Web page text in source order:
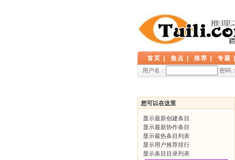
首页 焦点 推荐 专题
用户名：
密码：
您可以在这里
显示最新创建条目
显示最新协作条目
显示最热条目列表
显示用户推荐排行
显示条目目录列表